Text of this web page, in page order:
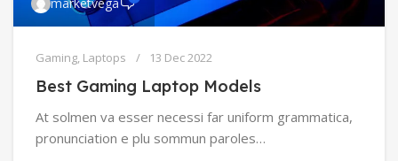
Gaming Laptops 13 Dec 2022
Best Gaming Laptop Models
At solmen va esser necessi far uniform grammatica,
pronunciation e plu sommun paroles…